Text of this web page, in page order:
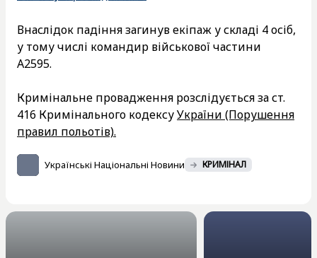
Внаслідок падіння загинув екіпаж у складі 4 осіб,
у тому числі командир військової частини
А2595.
Кримінальне провадження розслідується за ст.
416 Кримінального кодексуУкраїни (Порушення
правил польотів).
Українські Національні Новини КРИМІНАЛ